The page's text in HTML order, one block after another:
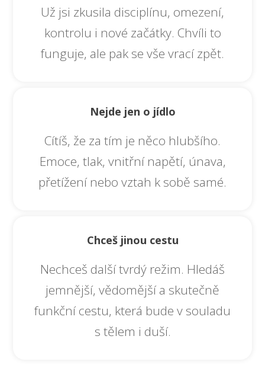
Už jsi zkusila disciplínu, omezení,
kontrolu i nové začátky. Chvíli to
funguje, ale pak se vše vrací zpět.
Nejde jen o jídlo
Cítíš, že za tím je něco hlubšího.
Emoce, tlak, vnitřní napětí, únava,
přetížení nebo vztah k sobě samé.
Chceš jinou cestu
Nechceš další tvrdý režim. Hledáš
jemnější, vědomější a skutečně
funkční cestu, která bude v souladu
s tělem i duší.